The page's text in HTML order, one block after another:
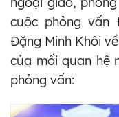
cuộc phỏng
Đặng Minh Khôi
của mối quan hệ
phỏng vấn: